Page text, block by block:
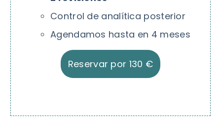
Control de analítica posterior
Agendamos hasta en 4 meses
Reservar por 130 €